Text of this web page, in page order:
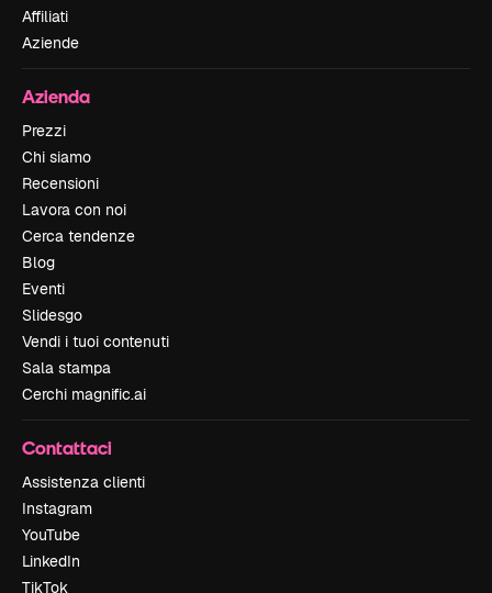
Affiliati
Aziende
Azienda
Prezzi
Chi siamo
Recensioni
Lavora con noi
Cerca tendenze
Blog
Eventi
Slidesgo
Vendi i tuoi contenuti
Sala stampa
Cerchi magnific.ai
Contattaci
Assistenza clienti
Instagram
YouTube
LinkedIn
TikTok